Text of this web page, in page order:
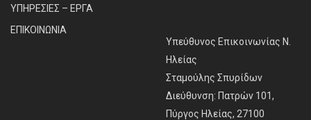
ΥΠΗΡΕΣΙΕΣ – ΕΡΓΑ
ΕΠΙΚΟΙΝΩΝΙΑ
Υπεύθυνος Επικοινωνίας Ν.
Ηλείας
Σταμούλης Σπυρίδων
Διεύθυνση: Πατρών 101,
Πύργος Ηλείας, 27100